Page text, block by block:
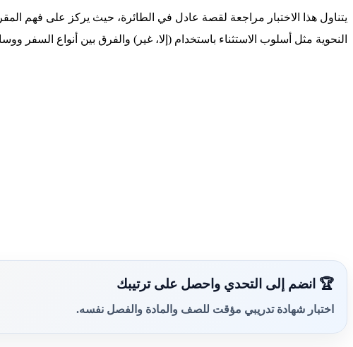
يتناول هذا الاختبار مراجعة لقصة عادل في الطائرة، حيث يركز على فهم
النحوية مثل أسلوب الاستثناء باستخدام (إلا، غير) والفرق بين أنواع السفر
🏆 انضم إلى التحدي واحصل على ترتيبك
اختبار شهادة تدريبي مؤقت للصف والمادة والفصل نفسه.